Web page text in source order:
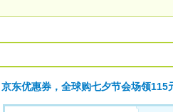
京东优惠券，全球购七夕节会场领115